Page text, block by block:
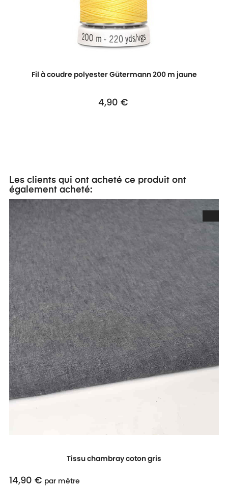
Fil à coudre polyester Gütermann 200 m jaune
Prix
4,90 €
Les clients qui ont acheté ce produit ont
également acheté:
Tissu chambray coton gris
Prix
14,90 € par mètre